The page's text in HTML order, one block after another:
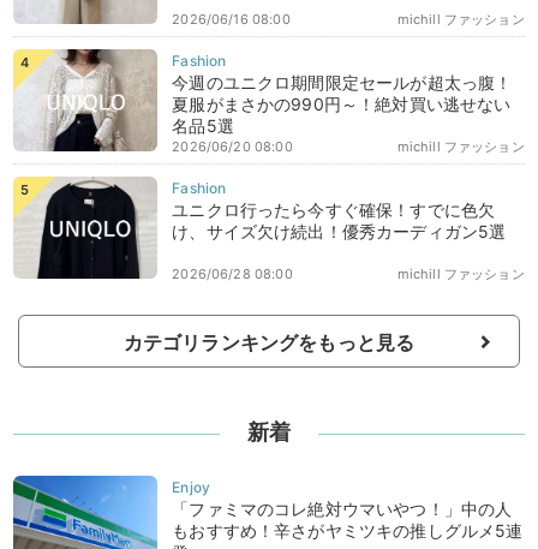
michill ファッション
2026/06/16 08:00
今週のユニクロ期間限定セールが超太っ腹！
夏服がまさかの990円～！絶対買い逃せない
名品5選
michill ファッション
2026/06/20 08:00
ユニクロ行ったら今すぐ確保！すでに色欠
け、サイズ欠け続出！優秀カーディガン5選
michill ファッション
2026/06/28 08:00
カテゴリランキングをもっと見る
新着
「ファミマのコレ絶対ウマいやつ！」中の人
もおすすめ！辛さがヤミツキの推しグルメ5連